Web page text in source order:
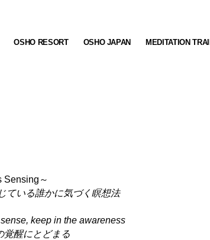
OSHO RESORT OSHO JAPAN
MEDITATION
Sensing～
ている誰かに気づく瞑想法
keep in the awareness
覚醒にとどまる